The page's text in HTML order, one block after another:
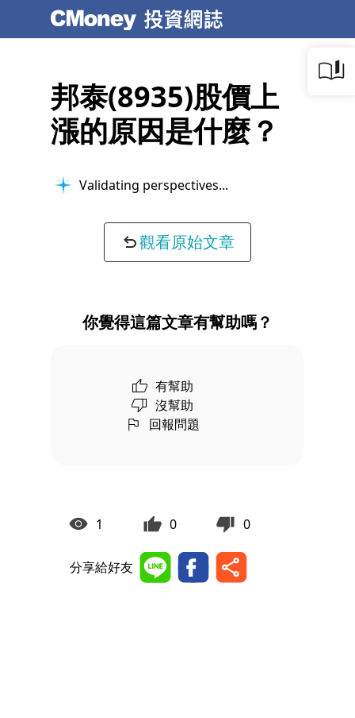
邦泰(8935)股價上
漲的原因是什麼？
Validating perspectives...
觀看原始文章
你覺得這篇文章有幫助嗎？
有幫助
沒幫助
回報問題
1 0 0
分享給好友